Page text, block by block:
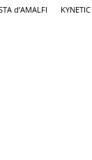
d’AMALFI KYNETIC